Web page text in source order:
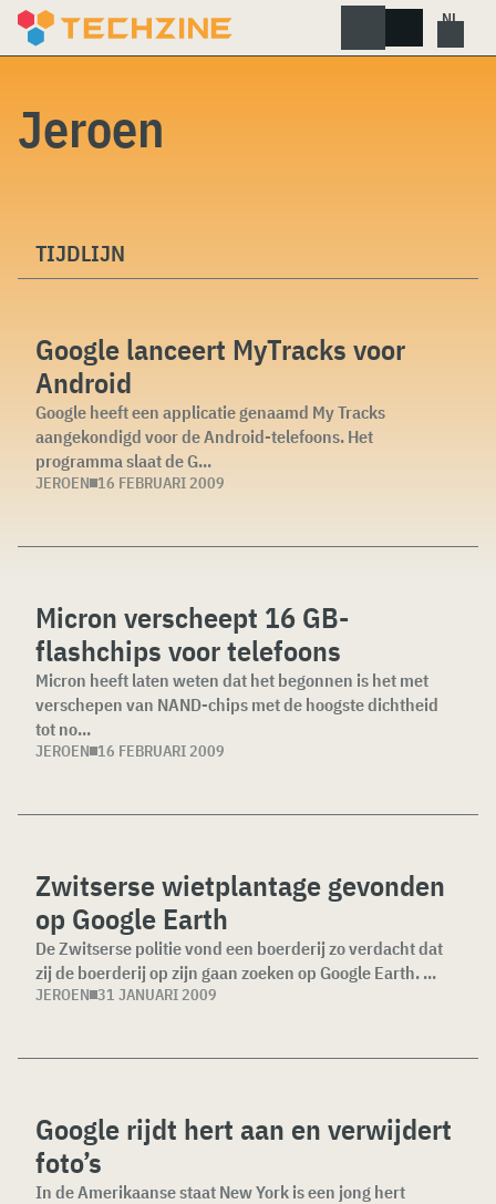
Skip
Jeroen
TIJDLIJN
Google lanceert MyTracks voor
Android
Google heeft een applicatie genaamd My Tracks
aangekondigd voor de Android-telefoons. Het
programma slaat de G...
JEROEN 16 FEBRUARI 2009
Micron verscheept 16 GB-
flashchips voor telefoons
Micron heeft laten weten dat het begonnen is het met
verschepen van NAND-chips met de hoogste dichtheid
tot no...
JEROEN 16 FEBRUARI 2009
Zwitserse wietplantage gevonden
op Google Earth
De Zwitserse politie vond een boerderij zo verdacht dat
zij de boerderij op zijn gaan zoeken op Google Earth. ...
JEROEN 31 JANUARI 2009
Google rijdt hert aan en verwijdert
foto’s
In de Amerikaanse staat New York is een jong hert